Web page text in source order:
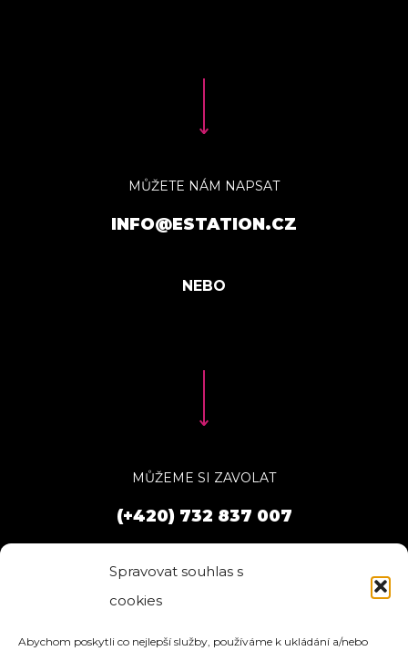
Spravovat souhlas s
cookies
Abychom poskytli co nejlepší služby, používáme k ukládání a/nebo
MŮŽETE NÁM NAPSAT
INFO@ESTATION.CZ
MŮŽEME SI ZAVOLAT
(+420) 732 837 007